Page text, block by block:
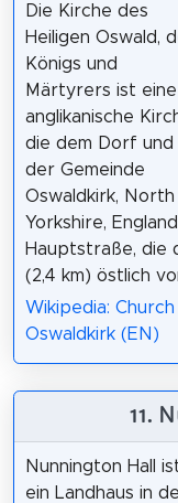
Die Kirche des
Heiligen Oswald,
Königs und
Märtyrers ist eine
anglikanische
die dem Dorf und
der Gemeinde
Oswaldkirk, North
Yorkshire,
Hauptstraße, die
(2,4 km) östlich
Wikipedia:
Oswaldkirk (EN)
11.
Nunnington Hall
ein Landhaus in